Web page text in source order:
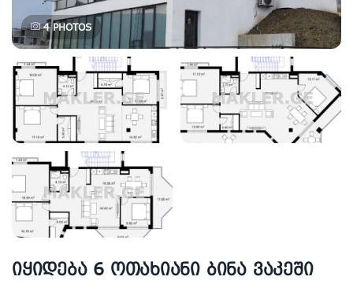
4PHOTOS
იყიდება 6 ოთახიანი ბინა ვაკეში